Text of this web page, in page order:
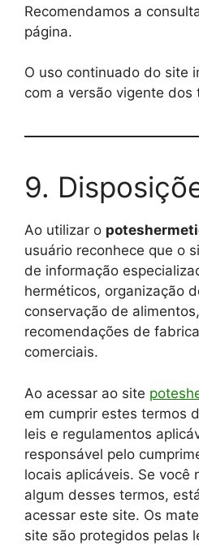
Recomendamos a
página.
O uso continuado do site
com a versão vigente dos
9.
Ao utilizar o
usuário reconhece que o
de informação
herméticos, organização
conservação de
recomendações de
comerciais.
Ao acessar ao site
em cumprir estes termos
leis e regulamentos
responsável pelo
locais aplicáveis. Se você
algum desses termos,
acessar este site. Os
site são protegidos pelas